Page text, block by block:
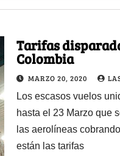
Tarifas
Colombia
MARZO 20, 2020
Los escasos vuelos
hasta el 23 Marzo que
las aerolíneas
están las tarifas